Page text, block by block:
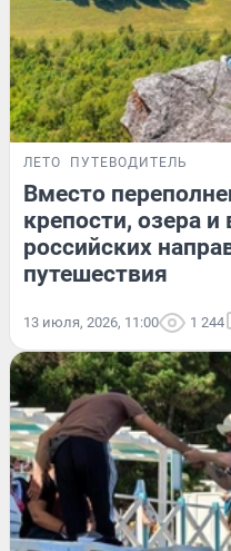
ЛЕТО ПУТЕВОДИТЕЛЬ
Вместо
крепости, озера
российских
путешествия
13 июля, 2026, 11:00 1 244